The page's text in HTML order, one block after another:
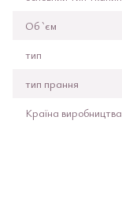
Об `єм
тип
тип прання
Країна виробництва